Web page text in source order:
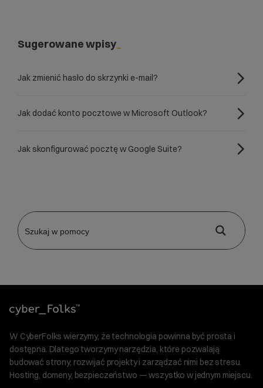
Sugerowane wpisy
Jak zmienić hasło do skrzynki e-mail?
Jak dodać konto pocztowe w Microsoft Outlook?
Jak skonfigurować pocztę w Google Suite?
W CyberFolks wierzymy, że technologia powinna być prosta i
dostępna. Dlatego tworzymy narzędzia, które pozwalają
budować strony, rozwijać projekty i zarządzać nimi bez stresu.
Hosting, domeny, bezpieczeństwo — wszystko w jednym miejscu.